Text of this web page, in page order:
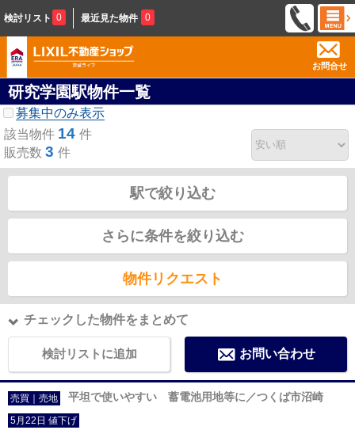
検討リスト 0 最近見た物件 0
お問合せ
研究学園駅物件一覧
募集中のみ表示
該当物件 14 件
販売数 3 件
駅で絞り込む
さらに条件を絞り込む
物件リクエスト
チェックした物件をまとめて
検討リストに追加 お問い合わせ
売買｜売地 平坦で使いやすい 蓄電池用地等に／つくば市沼崎
5月22日 値下げ